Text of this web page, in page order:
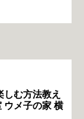
しむ方法教え
ウメ子の家 横